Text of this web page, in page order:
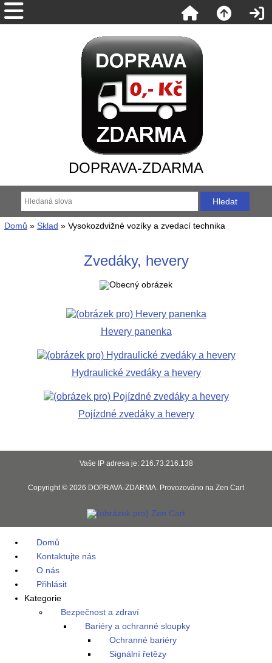
DOPRAVA-ZDARMA
Domů » Sklad » Vysokozdvižné vozíky a zvedací technika
Zvedáky, hevery
Hevery panenka
Hydraulické zvedáky a hevery
Pojízdné zvedáky a hevery
Vaše IP adresa je: 216.73.216.138
Copyright © 2026 DOPRAVA-ZDARMA. Provozováno na Zen Cart
Domů
Kontaktujte nás
O nás
Přihlásit
Kategorie
Bezpečnost a zdraví
Bariéry a ochranné sloupky
Ochranné bariéry
Signální řetězy